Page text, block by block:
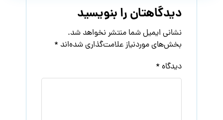
دیدگاهتان را بنویسید
نشانی ایمیل شما منتشر نخواهد شد.
بخش‌های موردنیاز علامت‌گذاری شده‌اند *
دیدگاه *